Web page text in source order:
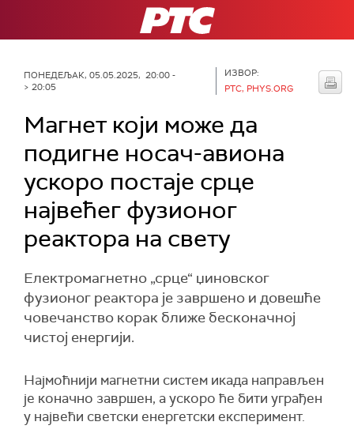
РТС
ПОНЕДЕЉАК, 05.05.2025, 20:00 -
> 20:05
ИЗВОР:
РТС, PHYS.ORG
Магнет који може да
подигне носач-авиона
ускоро постаје срце
највећег фузионог
реактора на свету
Електромагнетно „срце“ џиновског
фузионог реактора је завршено и довешће
човечанство корак ближе бесконачној
чистој енергији.
Најмоћнији магнетни систем икада направљен
је коначно завршен, а ускоро ће бити уграђен
у највећи светски енергетски експеримент.